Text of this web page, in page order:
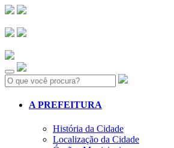
Search:
A PREFEITURA
História da Cidade
Localização da Cidade